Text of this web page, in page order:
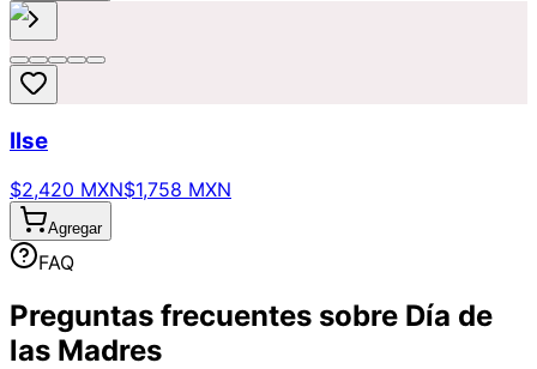
Ilse
$2,420 MXN$1,758 MXN
Agregar
FAQ
Preguntas frecuentes sobre Día de
las Madres